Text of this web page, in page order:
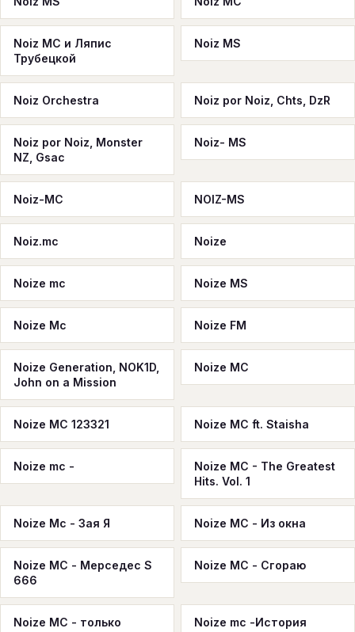
Noiz MC и Ляпис
Трубецкой
Noiz MS
Noiz Orchestra Noiz por Noiz, Chts, DzR
Noiz por Noiz, Monster
NZ, Gsac
Noiz- MS
Noiz-MC NOIZ-MS
Noiz.mc Noize
Noize mc Noize MS
Noize Мс Noize FM
Noize Generation, NOK1D,
John on a Mission
Noize MC
Noize MC 123321 Noize MC ft. Staisha
Noize mc -
Noize MC - The Greatest
Hits. Vol. 1
Noize Mc - Зая Я Noize MC - Из окна
Noize MC - Мерседес S
666
Noize MC - Сгораю
Noize MC - только
Noize mc -История